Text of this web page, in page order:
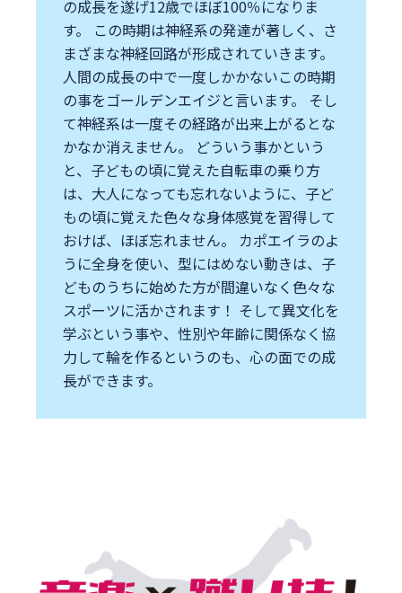
の成長を遂げ12歳でほぼ100％になりま
す。 この時期は神経系の発達が著しく、さ
まざまな神経回路が形成されていきます。
⼈間の成⻑の中で⼀度しかかないこの時期
の事をゴールデンエイジと⾔います。 そし
て神経系は⼀度その経路が出来上がるとな
かなか消えません。 どういう事かという
と、⼦どもの頃に覚えた⾃転⾞の乗り⽅
は、⼤⼈になっても忘れないように、⼦ど
もの頃に覚えた⾊々な身体感覚を習得して
おけば、ほぼ忘れません。 カポエイラのよ
うに全身を使い、型にはめない動きは、⼦
どものうちに始めた⽅が間違いなく⾊々な
スポーツに活かされます！ そして異⽂化を
学ぶという事や、性別や年齢に関係なく協
⼒して輪を作るというのも、⼼の⾯での成
⻑ができます。